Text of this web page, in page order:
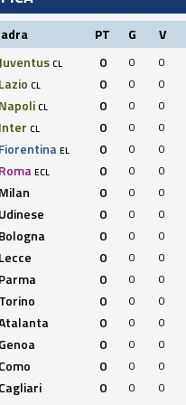
PT G V
Juventus CL 0 0 0
Lazio CL 0 0 0
Napoli CL 0 0 0
Inter CL 0 0 0
Fiorentina EL 0 0 0
Roma ECL 0 0 0
Milan 0 0 0
Udinese 0 0 0
Bologna 0 0 0
Lecce 0 0 0
Parma 0 0 0
Torino 0 0 0
0 0 0
Genoa 0 0 0
Como 0 0 0
Cagliari 0 0 0